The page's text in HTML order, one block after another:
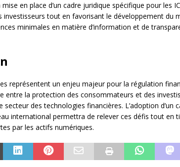
en place d’un cadre juridique spécifique pour les
investisseurs tout en favorisant le développement du
minimales en matière d’information et de
représentent un enjeu majeur pour la régulation
entre la protection des consommateurs et des
secteur des technologies financières. L’adoption d’un
international permettra de relever ces défis tout en
par les actifs numériques.